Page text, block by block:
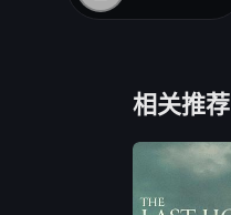
相关推荐